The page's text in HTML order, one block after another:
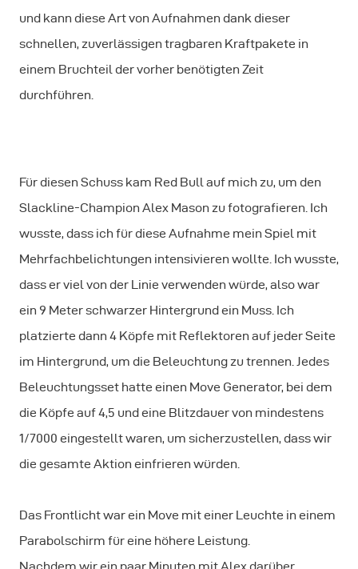
und kann diese Art von Aufnahmen dank dieser
schnellen, zuverlässigen tragbaren Kraftpakete in
einem Bruchteil der vorher benötigten Zeit
durchführen.
Für diesen Schuss kam Red Bull auf mich zu, um den
Slackline-Champion Alex Mason zu fotografieren. Ich
wusste, dass ich für diese Aufnahme mein Spiel mit
Mehrfachbelichtungen intensivieren wollte. Ich wusste,
dass er viel von der Linie verwenden würde, also war
ein 9 Meter schwarzer Hintergrund ein Muss. Ich
platzierte dann 4 Köpfe mit Reflektoren auf jeder Seite
im Hintergrund, um die Beleuchtung zu trennen. Jedes
Beleuchtungsset hatte einen Move Generator, bei dem
die Köpfe auf 4,5 und eine Blitzdauer von mindestens
1/7000 eingestellt waren, um sicherzustellen, dass wir
die gesamte Aktion einfrieren würden.
Das Frontlicht war ein Move mit einer Leuchte in einem
Parabolschirm für eine höhere Leistung.
Nachdem wir ein paar Minuten mit Alex darüber